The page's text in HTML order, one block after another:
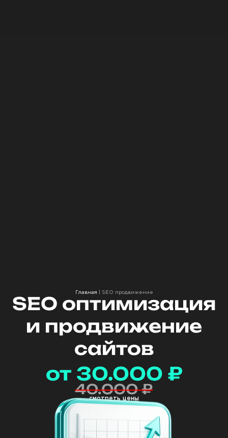
Главная SEO продвижение
SEO оптимизация
и продвижение
сайтов
от 30.000 ₽
40.000 ₽
смотреть цены